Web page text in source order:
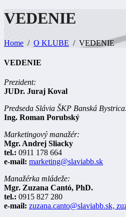
VEDENIE
Home O KLUBE VEDENIE
VEDENIE
Prezident:
JUDr. Juraj Koval
Predseda Slávia ŠKP Banská
Ing. Roman Porubský
Marketingový manažér:
Mgr. Andrej Sliacky
tel.: 0911 178 664
e-mail: marketing@slaviabb.sk
Manažérka mládeže:
Mgr. Zuzana Cantó, PhD.
tel.: 0915 827 280
e-mail: zuzana.canto@slaviabb.sk,